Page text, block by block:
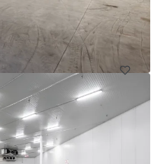
QC, H4N 1W2, CA